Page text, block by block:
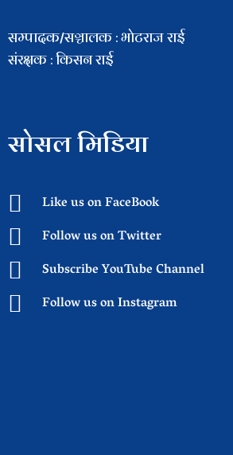
सम्पादक/सञ्चालक : भाेटराज राई
संरक्षक : किसन राई
सोसल मिडिया
Like us on FaceBook
Follow us on Twitter
Subscribe YouTube Channel
Follow us on Instagram